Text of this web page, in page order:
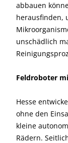
abbauen
herausfinden,
unschädlich
Feldroboter
Hesse
ohne den
kleine
Rädern.